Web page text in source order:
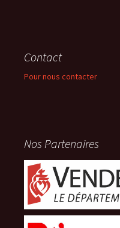
Contact
Pour nous contacter
Nos Partenaires